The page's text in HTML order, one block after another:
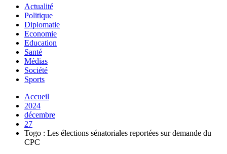
Actualité
Politique
Diplomatie
Economie
Education
Santé
Médias
Société
Sports
Accueil
2024
décembre
27
Togo : Les élections sénatoriales reportées sur demande du
CPC